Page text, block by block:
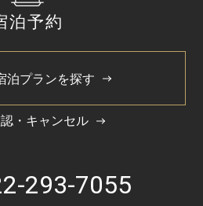
泊予約
泊プランを探す
・キャンセル
293-7055